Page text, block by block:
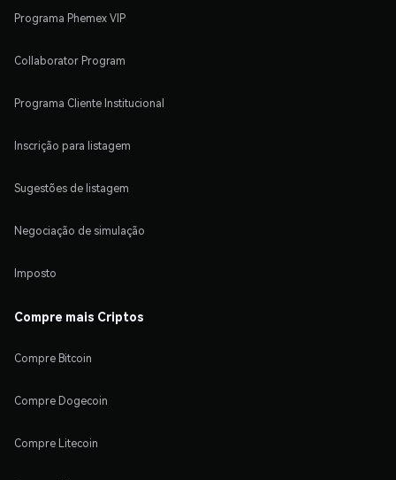
Programa Phemex VIP
Collaborator Program
Programa Cliente Institucional
Inscrição para listagem
Sugestões de listagem
Negociação de simulação
Imposto
Compre mais Criptos
Compre Bitcoin
Compre Dogecoin
Compre Litecoin